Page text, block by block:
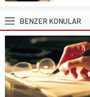
BENZER KONULAR